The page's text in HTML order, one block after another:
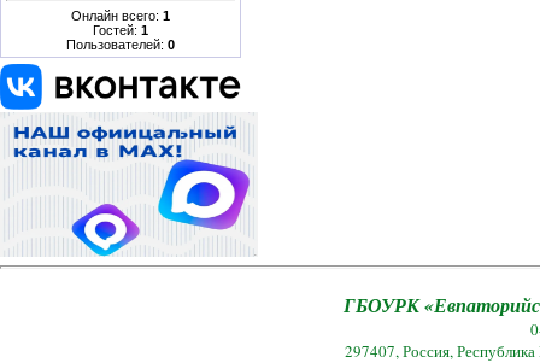
Онлайн всего: 1
Гостей: 1
Пользователей: 0
ГБОУРК
297407, Россия,